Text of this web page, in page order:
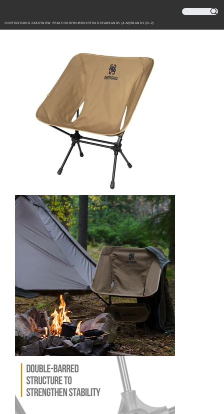
ONETIGRISDOG GEARSNOW PEAKCOODYWUBENSOTOKOVEABRANDS (A-M)BRANDS (N-Z)